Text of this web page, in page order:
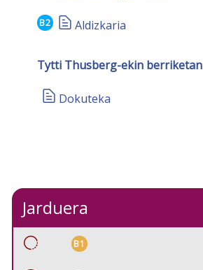
B2 Aldizkaria
Tytti Thusberg-ekin berriketan
Dokuteka
Jarduera
B1